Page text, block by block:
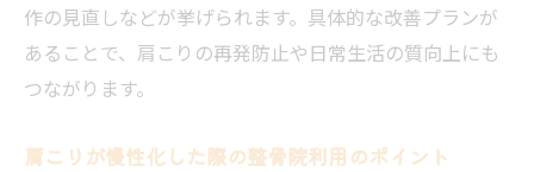
作の見直しなどが挙げられます。具体的な改善プランが
あることで、肩こりの再発防止や日常生活の質向上にも
つながります。
肩こりが慢性化した際の整骨院利用のポイント